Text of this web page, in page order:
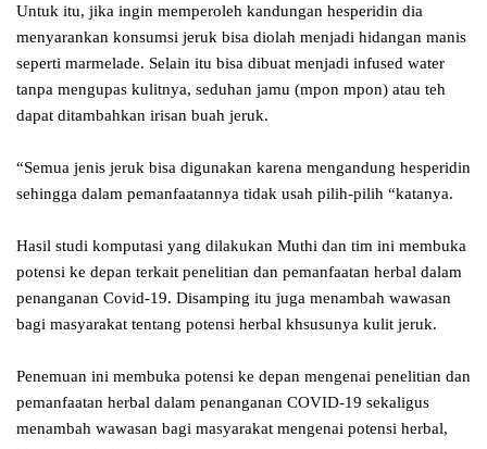
Untuk itu, jika ingin memperoleh kandungan hesperidin dia
menyarankan konsumsi jeruk bisa diolah menjadi hidangan manis
seperti marmelade. Selain itu bisa dibuat menjadi infused water
tanpa mengupas kulitnya, seduhan jamu (mpon mpon) atau teh
dapat ditambahkan irisan buah jeruk.
“Semua jenis jeruk bisa digunakan karena mengandung hesperidin
sehingga dalam pemanfaatannya tidak usah pilih-pilih “katanya.
Hasil studi komputasi yang dilakukan Muthi dan tim ini membuka
potensi ke depan terkait penelitian dan pemanfaatan herbal dalam
penanganan Covid-19. Disamping itu juga menambah wawasan
bagi masyarakat tentang potensi herbal khsusunya kulit jeruk.
Penemuan ini membuka potensi ke depan mengenai penelitian dan
pemanfaatan herbal dalam penanganan COVID-19 sekaligus
menambah wawasan bagi masyarakat mengenai potensi herbal,